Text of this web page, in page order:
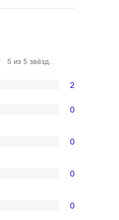
5 из 5 звёзд.
2
0
0
0
0